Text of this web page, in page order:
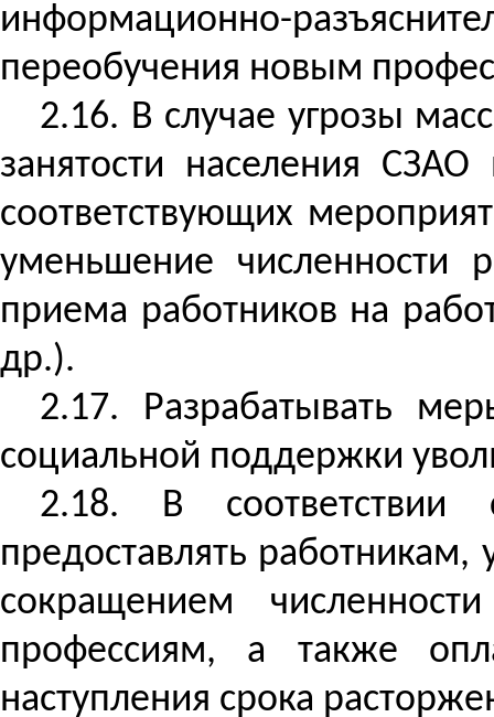
информационно-
переобучения новым
2.16. В случае угрозы
занятости населения
соответствующих
уменьшение численности
приема работников на
др.).
2.17. Разрабатывать
социальной поддержки
2.18. В соответствии
предоставлять
сокращением
профессиям, а также
наступления срока